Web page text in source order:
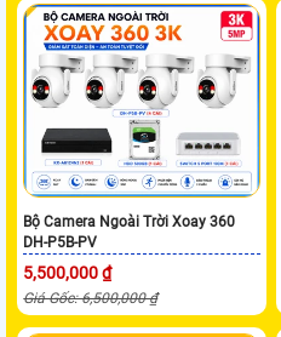
Bộ Camera Ngoài Trời Xoay 360
DH-P5B-PV
5,500,000 ₫
Giá Gốc: 6,500,000 ₫